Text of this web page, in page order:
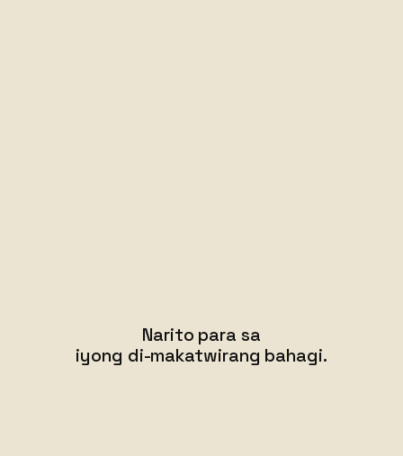
Narito para sa
iyong di-makatwirang bahagi.